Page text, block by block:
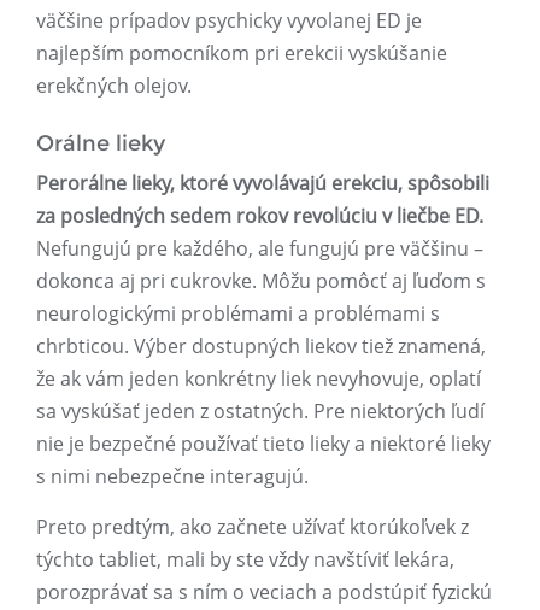
väčšine prípadov psychicky vyvolanej ED je
najlepším pomocníkom pri erekcii vyskúšanie
erekčných olejov.
Orálne lieky
Perorálne lieky, ktoré vyvolávajú erekciu, spôsobili
za posledných sedem rokov revolúciu v liečbe ED.
Nefungujú pre každého, ale fungujú pre väčšinu –
dokonca aj pri cukrovke. Môžu pomôcť aj ľuďom s
neurologickými problémami a problémami s
chrbticou. Výber dostupných liekov tiež znamená,
že ak vám jeden konkrétny liek nevyhovuje, oplatí
sa vyskúšať jeden z ostatných. Pre niektorých ľudí
nie je bezpečné používať tieto lieky a niektoré lieky
s nimi nebezpečne interagujú.
Preto predtým, ako začnete užívať ktorúkoľvek z
týchto tabliet, mali by ste vždy navštíviť lekára,
porozprávať sa s ním o veciach a podstúpiť fyzickú